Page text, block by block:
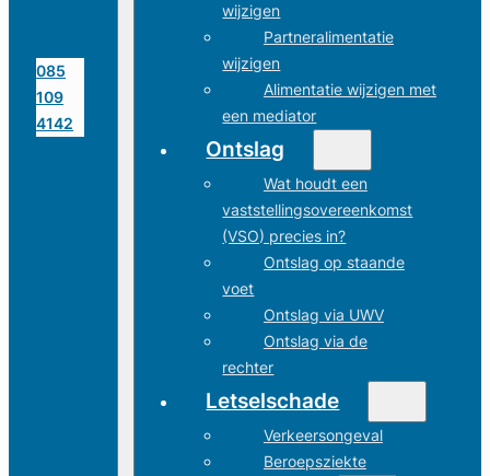
085
109
4142
wijzigen
Partneralimentatie
wijzigen
Alimentatie wijzigen met
een mediator
Ontslag
Wat houdt een
vaststellingsovereenkomst
(VSO) precies in?
Ontslag op staande
voet
Ontslag via UWV
Ontslag via de
rechter
Letselschade
Verkeersongeval
Beroepsziekte